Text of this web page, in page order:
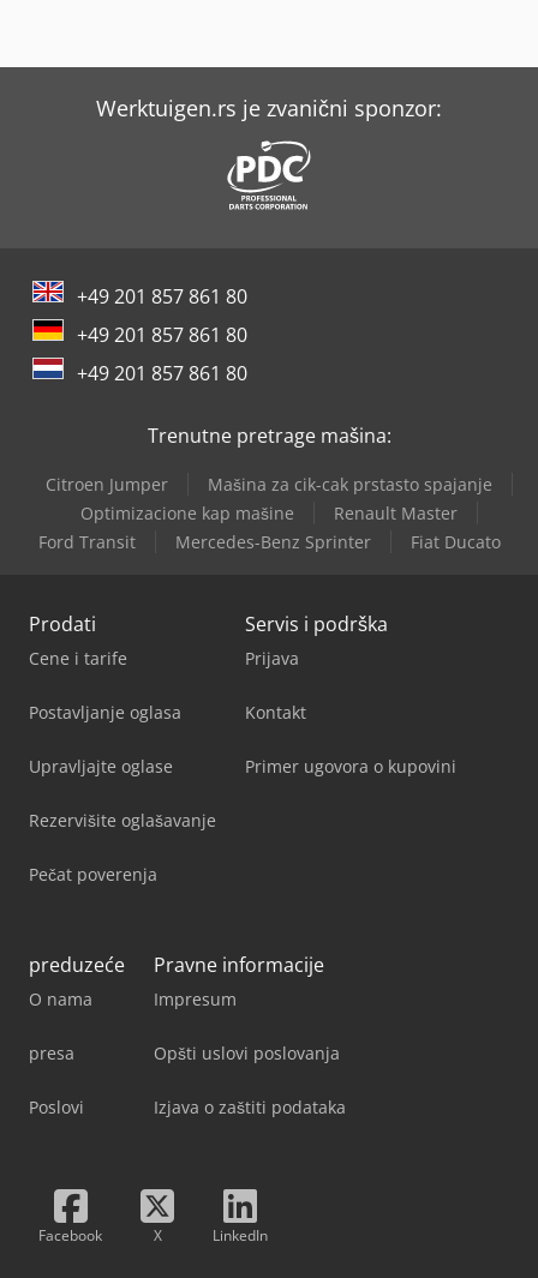
Werktuigen.rs je zvanični sponzor:
+49 201 857 861 80
+49 201 857 861 80
+49 201 857 861 80
Trenutne pretrage mašina:
Citroen Jumper
Mašina za cik-cak prstasto spajanje
Optimizacione kap mašine
Renault Master
Ford Transit
Mercedes-Benz Sprinter Fiat Ducato
Prodati
Cene i tarife
Postavljanje oglasa
Upravljajte oglase
Rezervišite oglašavanje
Pečat poverenja
Servis i podrška
Prijava
Kontakt
Primer ugovora o kupovini
preduzeće
O nama
presa
Poslovi
Pravne informacije
Impresum
Opšti uslovi poslovanja
Izjava o zaštiti podataka
Facebook X LinkedIn